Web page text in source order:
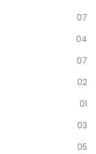
07
04
07
02
01
03
05